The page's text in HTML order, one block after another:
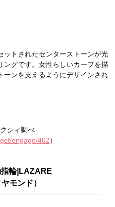
ットされたセンターストーンが光
ングです。女性らしいカーブを描
ーンを支えるようにデザインされ
シィ調べ
engage/462）
輪|LAZARE
モンド）